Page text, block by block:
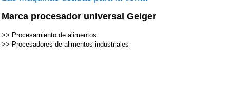
Marca procesador universal Geiger
>> Procesamiento de alimentos
>> Procesadores de alimentos industriales